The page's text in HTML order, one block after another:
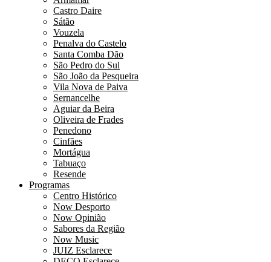
Castro Daire
Sátão
Vouzela
Penalva do Castelo
Santa Comba Dão
São Pedro do Sul
São João da Pesqueira
Vila Nova de Paiva
Sernancelhe
Aguiar da Beira
Oliveira de Frades
Penedono
Cinfães
Mortágua
Tabuaço
Resende
Programas
Centro Histórico
Now Desporto
Now Opinião
Sabores da Região
Now Music
JUIZ Esclarece